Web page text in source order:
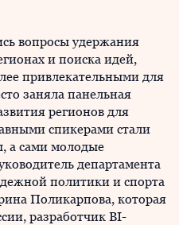
вопросы удержания
и поиска идей,
привлекательными для
заняла панельная
регионов для
спикерами стали
а сами молодые
департамента
политики и спорта
Поликарпова, которая
разработчик BI-